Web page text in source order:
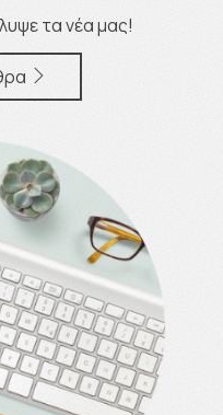
τα νέα μας!